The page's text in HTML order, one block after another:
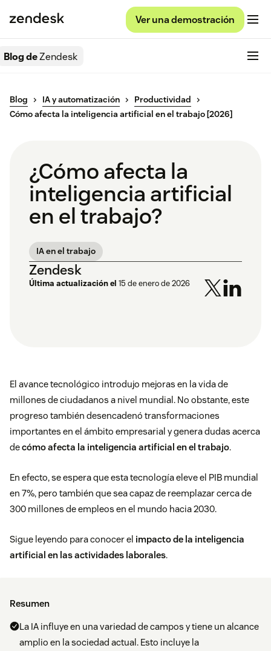
Ver una demostración
Blog deZendesk
Blog IA y automatización
Productividad
Cómo afecta la inteligencia artificial en el trabajo [2026]
¿Cómo afecta la
inteligencia artificial
en el trabajo?
IA en el trabajo
Zendesk
Última actualización el 15 de enero de 2026
El avance tecnológico introdujo mejoras en la vida de
millones de ciudadanos a nivel mundial. No obstante, este
progreso también desencadenó transformaciones
importantes en el ámbito empresarial y genera dudas acerca
decómo afecta la inteligencia artificial en el trabajo.
En efecto, se espera que esta tecnología eleve el PIB mundial
en 7%, pero también que sea capaz de reemplazar cerca de
300 millones de empleos en el mundo hacia 2030.
Sigue leyendo para conocer el impacto de la inteligencia
artificial en las actividades laborales.
Resumen
La IA influye en una variedad de campos y tiene un alcance
amplio en la sociedad actual. Esto incluye la